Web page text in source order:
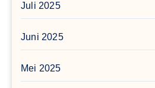
Juli 2025
Juni 2025
Mei 2025